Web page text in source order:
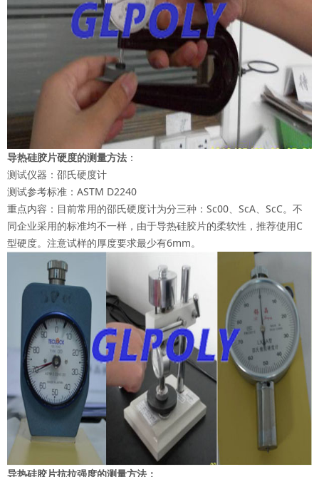
导热硅胶片硬度的测量方法 ：
测试仪器：邵氏硬度计
测试参考标准：ASTM D2240
重点内容：目前常用的邵氏硬度计为分三种：Sc00、ScA、ScC。不
同企业采用的标准均不一样，由于导热硅胶片的柔软性，推荐使用C
型硬度。注意试样的厚度要求最少有6mm。
导热硅胶片抗拉强度的测量方法：